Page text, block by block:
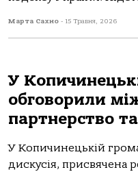
Марта Сахно - 15 Травня, 2026
У
обговорили
партнерство
У Копичинецькій
дискусія, присвячена